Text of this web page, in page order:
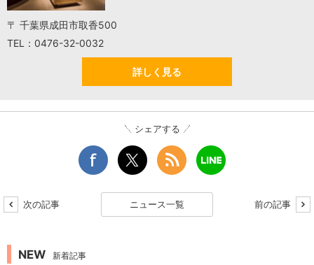
〒 千葉県成田市取香500
TEL：0476-32-0032
詳しく見る
シェアする
次の記事 ニュース一覧 前の記事
NEW 新着記事